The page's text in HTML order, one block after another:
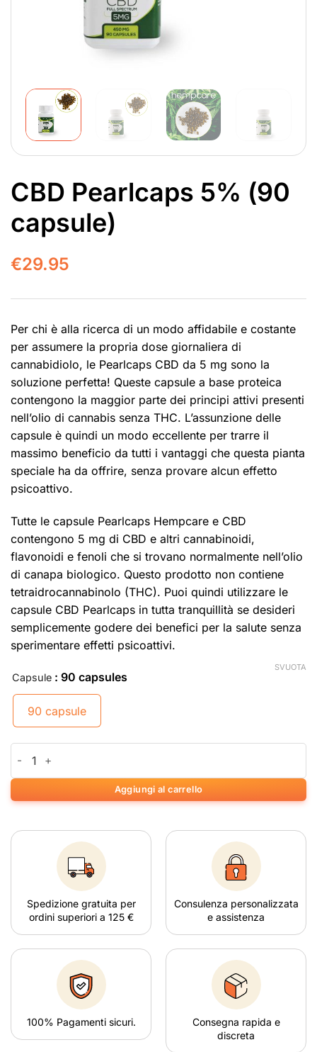
CBD Pearlcaps 5% (90
capsule)
€29.95
Per chi è alla ricerca di un modo affidabile e costante
per assumere la propria dose giornaliera di
cannabidiolo, le Pearlcaps CBD da 5 mg sono la
soluzione perfetta! Queste capsule a base proteica
contengono la maggior parte dei principi attivi presenti
nell’olio di cannabis senza THC. L’assunzione delle
capsule è quindi un modo eccellente per trarre il
massimo beneficio da tutti i vantaggi che questa pianta
speciale ha da offrire, senza provare alcun effetto
psicoattivo.
Tutte le capsule Pearlcaps Hempcare e CBD
contengono 5 mg di CBD e altri cannabinoidi,
flavonoidi e fenoli che si trovano normalmente nell’olio
di canapa biologico. Questo prodotto non contiene
tetraidrocannabinolo (THC). Puoi quindi utilizzare le
capsule CBD Pearlcaps in tutta tranquillità se desideri
semplicemente godere dei benefici per la salute senza
sperimentare effetti psicoattivi.
Capsule : 90 capsules
90 capsule
SVUOTA
Aggiungi al carrello
Spedizione gratuita per
ordini superiori a 125 €
Consulenza personalizzata
e assistenza
100% Pagamenti sicuri.
Consegna rapida e
discreta